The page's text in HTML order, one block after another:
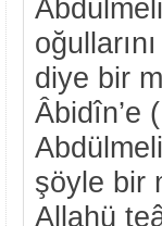
diye bir
Âbidîn’e
şöyle bir
Allahü